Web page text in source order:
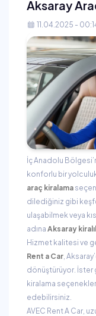
Aksaray
11.04.2025 -
İç Anadolu
konforlu bir yolculuk
araç kiralama
dilediğiniz gibi
ulaşabilmek veya
adına Aksaray
Hizmet kalitesi ve
Rent a Car,
dönüştürüyor. İster
kiralama
edebilirsiniz.
AVEC Rent A Car,